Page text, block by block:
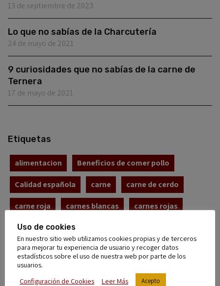
13 de septiembre de 2023
Lo que no sabías de la Charcutería
24 de mayo de 2021
9 curiosidades que no sabías de la carne de
Ternera
17 de mayo de 2021
Etiquetas
alimentacion Beneficios de comer pollo
Calidad española carne carne de cerdo
carne roja carnes blancas carnes rojas
carne ternera
Carnicería a Domicilio cerdo cerdo ibérico
charcuteria
Uso de cookies
En nuestro sitio web utilizamos cookies propias y de terceros
para mejorar tu experiencia de usuario y recoger datos
estadísticos sobre el uso de nuestra web por parte de los
usuarios.
Configuración de Cookies
Leer Más Acepto